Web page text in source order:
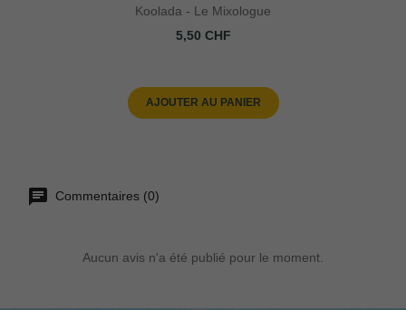
Koolada - Le Mixologue
Prix
5,50 CHF
AJOUTER AU PANIER
Commentaires (0)
Aucun avis n'a été publié pour le moment.